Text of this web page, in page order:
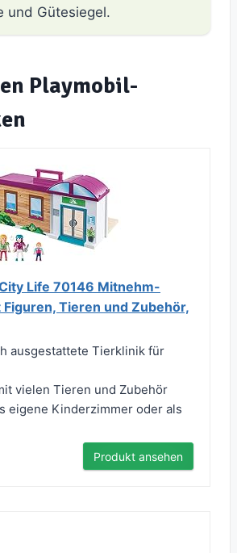
und Gütesiegel.
Playmobil-
Life 70146 Mitnehm-
Tieren und Zubehör,
ausgestattete Tierklinik für
vielen Tieren und Zubehör
eigene Kinderzimmer oder als
Produkt ansehen